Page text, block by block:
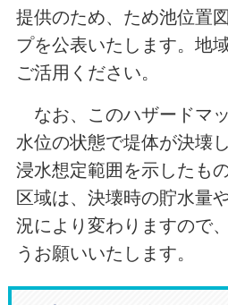
提供のため、ため池位置
プを公表いたします。地
ご活用ください。
なお、このハザードマ
水位の状態で堤体が決壊
浸水想定範囲を示したも
区域は、決壊時の貯水量
況により変わりますので
うお願いいたします。